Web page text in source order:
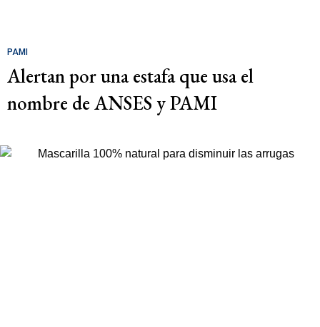
PAMI
Alertan por una estafa que usa el
nombre de ANSES y PAMI